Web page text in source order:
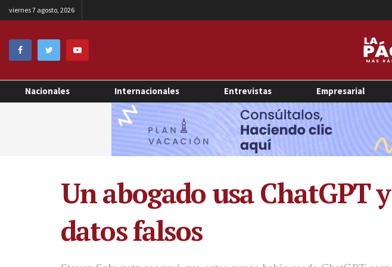
viernes 7 agosto, 2026
Nacionales Internacionales Entrevistas Empresarial
Un abogado usa ChatGPT
datos falsos